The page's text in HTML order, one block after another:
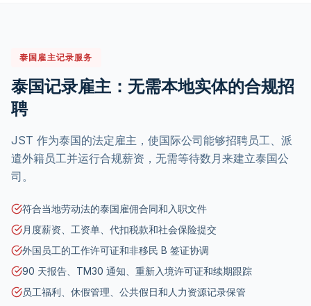
泰国雇主记录服务
泰国记录雇主：无需本地实体的合规招
聘
JST 作为泰国的法定雇主，使国际公司能够招聘员工、派
遣外籍员工并运行合规薪资，无需等待数月来建立泰国公
司。
符合当地劳动法的泰国雇佣合同和入职文件
月度薪资、工资单、代扣税款和社会保险提交
外国员工的工作许可证和非移民 B 签证协调
90 天报告、TM30 通知、重新入境许可证和续期跟踪
员工福利、休假管理、公共假日和人力资源记录保管